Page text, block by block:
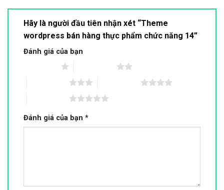
Hãy là người đầu tiên nhận xét “Theme
wordpress bán hàng thực phẩm chức năng 14”
Đánh giá của bạn
Đánh giá của bạn *